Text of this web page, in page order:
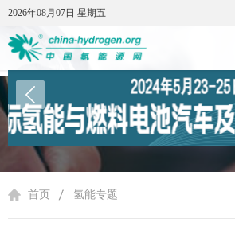
2026年08月07日 星期五
2026年08月07日 星期五
氢能专题
首页 氢能专题